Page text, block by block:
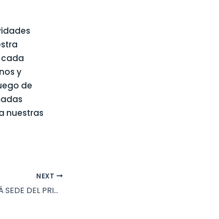
cada
y
de
nuestras
NEXT
PICÚN LEUFÚ SERÁ SEDE DEL PRIMER BINGO MATERO PRESENCIAL PARA ADULTOS MAYORES